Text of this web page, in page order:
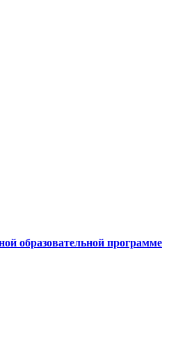
образовательной программе